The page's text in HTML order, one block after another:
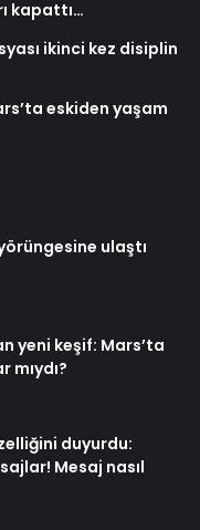
kapattı…
ikinci kez disiplin
eskiden yaşam
ulaştı
yeni keşif: Mars’ta
mıydı?
duyurdu:
Mesaj nasıl